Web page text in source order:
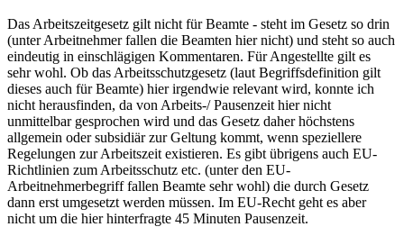
Das Arbeitszeitgesetz gilt nicht für Beamte - steht im Gesetz so drin
(unter Arbeitnehmer fallen die Beamten hier nicht) und steht so auch
eindeutig in einschlägigen Kommentaren. Für Angestellte gilt es
sehr wohl. Ob das Arbeitsschutzgesetz (laut Begriffsdefinition gilt
dieses auch für Beamte) hier irgendwie relevant wird, konnte ich
nicht herausfinden, da von Arbeits-/ Pausenzeit hier nicht
unmittelbar gesprochen wird und das Gesetz daher höchstens
allgemein oder subsidiär zur Geltung kommt, wenn speziellere
Regelungen zur Arbeitszeit existieren. Es gibt übrigens auch EU-
Richtlinien zum Arbeitsschutz etc. (unter den EU-
Arbeitnehmerbegriff fallen Beamte sehr wohl) die durch Gesetz
dann erst umgesetzt werden müssen. Im EU-Recht geht es aber
nicht um die hier hinterfragte 45 Minuten Pausenzeit.